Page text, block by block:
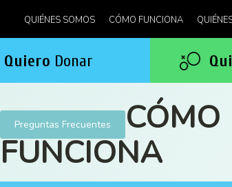
QUIÉNES SOMOS CÓMO FUNCIONA
Quiero Donar
Preguntas Frecuentes
CÓMO
FUNCIONA